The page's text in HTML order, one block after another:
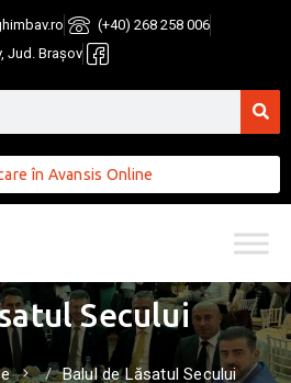
(+40) 268 258 006
Jud. Brașov
în Avansis Online
Secului
Balul de Lăsatul Secului